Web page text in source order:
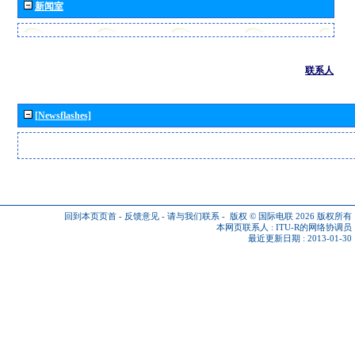
新闻室
联系人
[Newsflashes]
回到本页页首 - 反馈意见 - 请与我们联系 - 版权 © 国际电联 2026 版权所有
本网页联系人 : ITU-R的网络协调员
最近更新日期 : 2013-01-30